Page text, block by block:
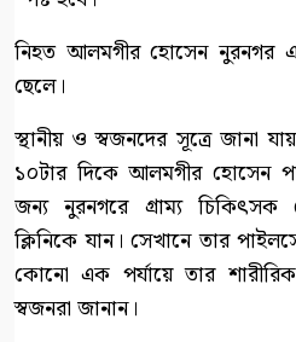
নিহত আলমগীর হোসেন নুরনগর
ছেলে।
স্থানীয় ও স্বজনদের সূত্রে জানা
১০টার দিকে আলমগীর হোসেন
জন্য নুরনগরে গ্রাম্য চিকিৎসক
ক্লিনিকে যান। সেখানে তার
কোনো এক পর্যায়ে তার
স্বজনরা জানান।